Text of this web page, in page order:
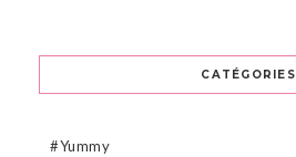
CATÉGORIES
#Yummy